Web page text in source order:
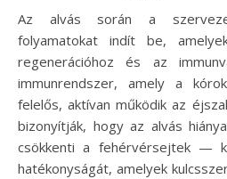
Az alvás során a
folyamatokat indít be,
regenerációhoz és az
immunrendszer, amely a
felelős, aktívan működik az
bizonyítják, hogy az alvás
csökkenti a fehérvérsejtek —
hatékonyságát, amelyek